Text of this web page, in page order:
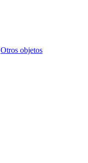
Otros objetos